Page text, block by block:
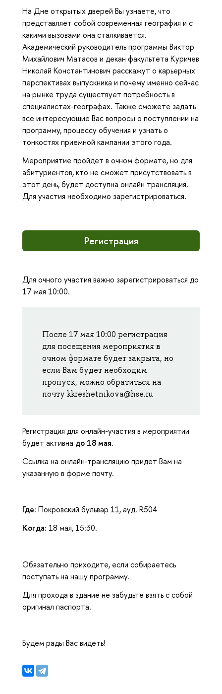
На Дне открытых дверей Вы узнаете, что
представляет собой современная география и с
какими вызовами она сталкивается.
Академический руководитель программы Виктор
Михайлович Матасов и декан факультета Куричев
Николай Константинович расскажут о карьерных
перспективах выпускника и почему именно сейчас
на рынке труда существует потребность в
специалистах-географах. Также сможете задать
все интересующие Вас вопросы о поступлении на
программу, процессу обучения и узнать о
тонкостях приемной кампании этого года.
Мероприятие пройдет в очном формате, но для
абитуриентов, кто не сможет присутствовать в
этот день, будет доступна онлайн трансляция.
Для участия необходимо зарегистрироваться.
Регистрация
Для очного участия важно зарегистрироваться до
17 мая 10:00.
После 17 мая 10:00 регистрация
для посещения мероприятия в
очном формате будет закрыта, но
если Вам будет необходим
пропуск, можно обратиться на
почту kkreshetnikova@hse.ru
Регистрация для онлайн-участия в мероприятии
будет активна до 18 мая.
Ссылка на онлайн-трансляцию придет Вам на
указанную в форме почту.
Где: Покровский бульвар 11, ауд. R504
Когда: 18 мая, 15:30.
Обязательно приходите, если собираетесь
поступать на нашу программу.
Для прохода в здание не забудьте взять с собой
оригинал паспорта.
Будем рады Вас видеть!